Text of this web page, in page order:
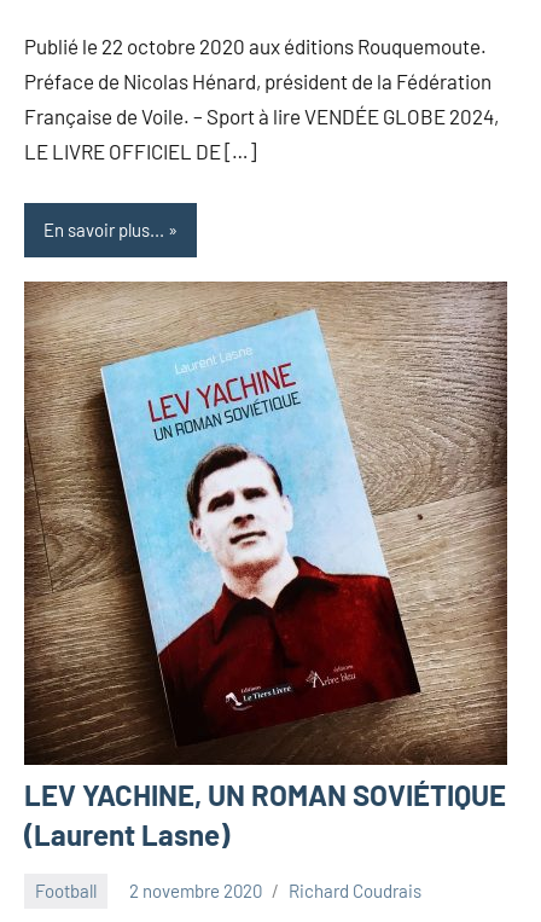
Publié le 22 octobre 2020 aux éditions Rouquemoute.
Préface de Nicolas Hénard, président de la Fédération
Française de Voile. – Sport à lire VENDÉE GLOBE 2024,
LE LIVRE OFFICIEL DE […]
En savoir plus...
LEV YACHINE, UN ROMAN SOVIÉTIQUE
(Laurent Lasne)
Football 2 novembre 2020 Richard Coudrais